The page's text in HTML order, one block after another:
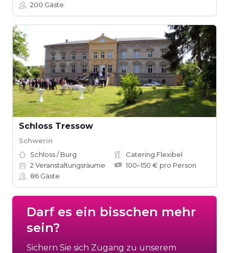
200 Gäste
Schloss Tressow
Schwerin
Schloss / Burg
Catering Flexibel
2 Veranstaltungsräume
100–150 € pro Person
86 Gäste
Darf es ein bisschen mehr
sein?
Sichern Sie sich Zugang zu unserem